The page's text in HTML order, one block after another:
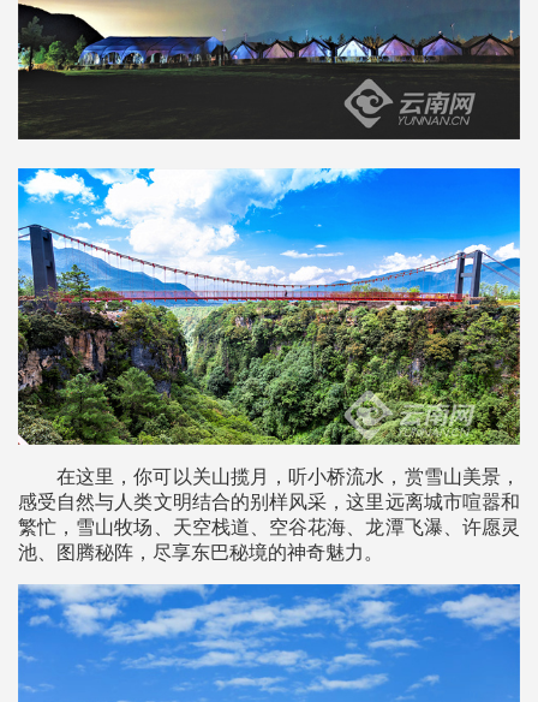
在这里，你可以关山揽月，听小桥流水，赏雪山美景，
感受自然与人类文明结合的别样风采，这里远离城市喧嚣和
繁忙，雪山牧场、天空栈道、空谷花海、龙潭飞瀑、许愿灵
池、图腾秘阵，尽享东巴秘境的神奇魅力。